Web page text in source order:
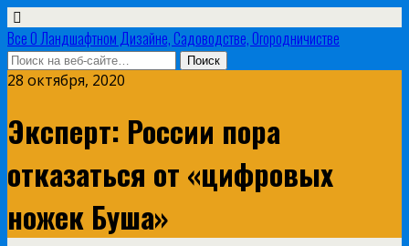
Все О Ландшафтном Дизайне, Садоводстве, Огородничистве
28 октября, 2020
Эксперт: России пора
отказаться от «цифровых
ножек Буша»